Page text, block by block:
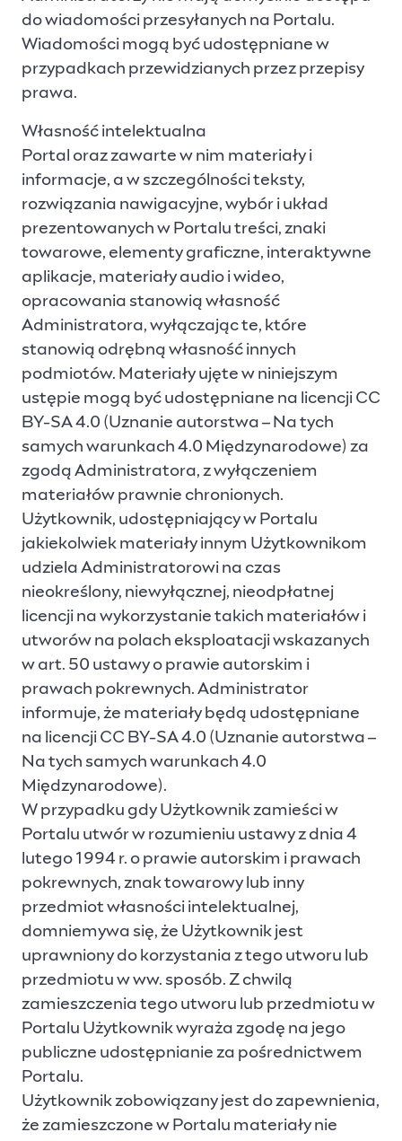
do wiadomości przesyłanych na Portalu.
Wiadomości mogą być udostępniane w
przypadkach przewidzianych przez przepisy
prawa.
Własność intelektualna
Portal oraz zawarte w nim materiały i
informacje, a w szczególności teksty,
rozwiązania nawigacyjne, wybór i układ
prezentowanych w Portalu treści, znaki
towarowe, elementy graficzne, interaktywne
aplikacje, materiały audio i wideo,
opracowania stanowią własność
Administratora, wyłączając te, które
stanowią odrębną własność innych
podmiotów. Materiały ujęte w niniejszym
ustępie mogą być udostępniane na licencji CC
BY-SA 4.0 (Uznanie autorstwa – Na tych
samych warunkach 4.0 Międzynarodowe) za
zgodą Administratora, z wyłączeniem
materiałów prawnie chronionych.
Użytkownik, udostępniający w Portalu
jakiekolwiek materiały innym Użytkownikom
udziela Administratorowi na czas
nieokreślony, niewyłącznej, nieodpłatnej
licencji na wykorzystanie takich materiałów i
utworów na polach eksploatacji wskazanych
w art. 50 ustawy o prawie autorskim i
prawach pokrewnych. Administrator
informuje, że materiały będą udostępniane
na licencji CC BY-SA 4.0 (Uznanie autorstwa –
Na tych samych warunkach 4.0
Międzynarodowe).
W przypadku gdy Użytkownik zamieści w
Portalu utwór w rozumieniu ustawy z dnia 4
lutego 1994 r. o prawie autorskim i prawach
pokrewnych, znak towarowy lub inny
przedmiot własności intelektualnej,
domniemywa się, że Użytkownik jest
uprawniony do korzystania z tego utworu lub
przedmiotu w ww. sposób. Z chwilą
zamieszczenia tego utworu lub przedmiotu w
Portalu Użytkownik wyraża zgodę na jego
publiczne udostępnianie za pośrednictwem
Portalu.
Użytkownik zobowiązany jest do zapewnienia,
że zamieszczone w Portalu materiały nie